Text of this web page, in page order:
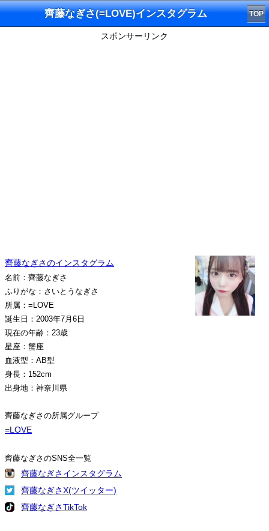
齊藤なぎさ(=LOVE)インスタグラム TOP
スポンサーリンク
齊藤なぎさのインスタグラム
名前：齊藤なぎさ
ふりがな：さいとうなぎさ
所属：=LOVE
誕生日：2003年7月6日
現在の年齢：23歳
星座：蟹座
血液型：AB型
身長：152cm
出身地：神奈川県
齊藤なぎさの所属グループ
=LOVE
齊藤なぎさのSNS全一覧
齊藤なぎさインスタグラム
齊藤なぎさX(ツイッター)
齊藤なぎさTikTok